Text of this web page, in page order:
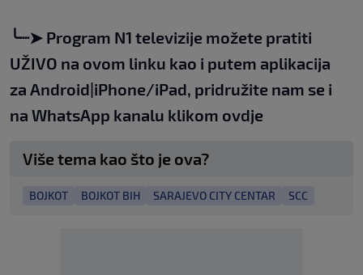
╰┈➤ Program N1 televizije možete pratiti
UŽIVO na ovom linku kao i putem aplikacija
za Android|iPhone/iPad, pridružite nam se i
na WhatsApp kanalu klikom ovdje
Više tema kao što je ova?
BOJKOT BOJKOT BIH SARAJEVO CITY CENTAR SCC